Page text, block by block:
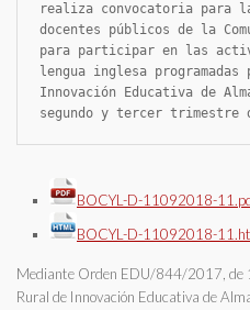
realiza convocatoria para
docentes públicos de la
para participar en las
lengua inglesa
Innovación Educativa de
segundo y tercer trimestre
BOCYL-D-11092018-
BOCYL-D-11092018-
Mediante Orden EDU/844/2017, de
Rural de Innovación Educativa de